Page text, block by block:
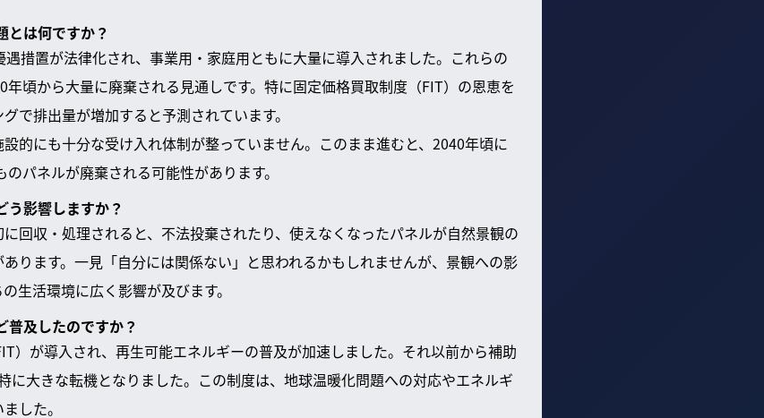
とは何ですか？
措置が法律化され、事業用・家庭用ともに大量に導入されました。これらの
頃から大量に廃棄される見通しです。特に固定価格買取制度（FIT）の恩恵を
で排出量が増加すると予測されています。
的にも十分な受け入れ体制が整っていません。このまま進むと、2040年頃に
パネルが廃棄される可能性があります。
う影響しますか？
回収・処理されると、不法投棄されたり、使えなくなったパネルが自然景観の
ります。一見「自分には関係ない」と思われるかもしれませんが、景観への影
生活環境に広く影響が及びます。
普及したのですか？
）が導入され、再生可能エネルギーの普及が加速しました。それ以前から補助
に大きな転機となりました。この制度は、地球温暖化問題への対応やエネルギ
した。